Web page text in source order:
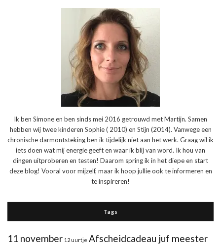
Ik ben Simone en ben sinds mei 2016 getrouwd met Martijn. Samen
hebben wij twee kinderen Sophie ( 2010) en Stijn (2014). Vanwege een
chronische darmontsteking ben ik tijdelijk niet aan het werk. Graag wil ik
iets doen wat mij energie geeft en waar ik blij van word. Ik hou van
dingen uitproberen en testen! Daarom spring ik in het diepe en start
deze blog! Vooral voor mijzelf, maar ik hoop jullie ook te informeren en
te inspireren!
Tags
11 november 12 uurtje Afscheidcadeau juf meester